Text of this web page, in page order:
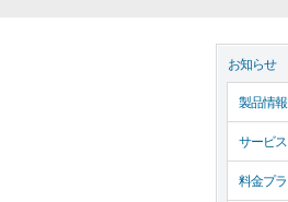
お知らせ
製品情報
サービス
料金プ